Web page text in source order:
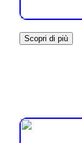
Scopri di più